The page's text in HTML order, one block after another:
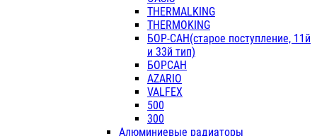
THERMALKING
THERMOKING
БОР-САН(старое поступление, 11й
и 33й тип)
БОРСАН
AZARIO
VALFEX
500
300
Алюминиевые радиаторы